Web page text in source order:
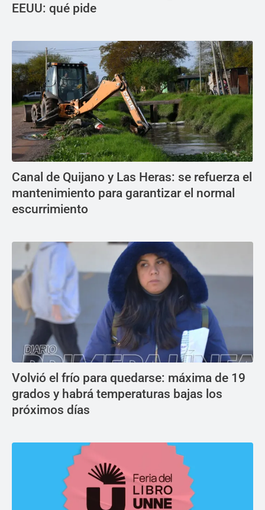
EEUU: qué pide
Canal de Quijano y Las Heras: se refuerza el
mantenimiento para garantizar el normal
escurrimiento
Volvió el frío para quedarse: máxima de 19
grados y habrá temperaturas bajas los
próximos días